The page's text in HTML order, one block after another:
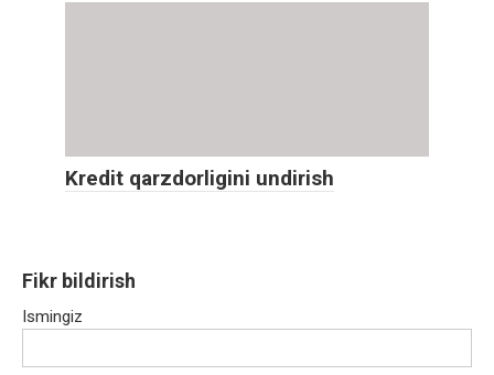
Kredit qarzdorligini undirish
Fikr bildirish
Ismingiz